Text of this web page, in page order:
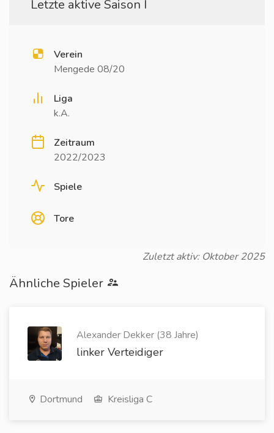
Letzte aktive Saison I
Verein
Mengede 08/20
Liga
k.A.
Zeitraum
2022/2023
Spiele
Tore
Zuletzt aktiv: Oktober 2025
Ähnliche Spieler
Alexander Dekker (38 Jahre)
linker Verteidiger
Dortmund Kreisliga C